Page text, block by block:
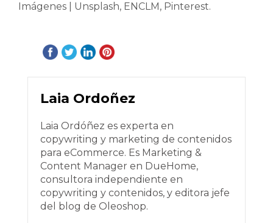
Imágenes | Unsplash, ENCLM, Pinterest.
Laia Ordoñez
Laia Ordóñez es experta en
copywriting y marketing de contenidos
para eCommerce. Es Marketing &
Content Manager en DueHome,
consultora independiente en
copywriting y contenidos, y editora jefe
del blog de Oleoshop.